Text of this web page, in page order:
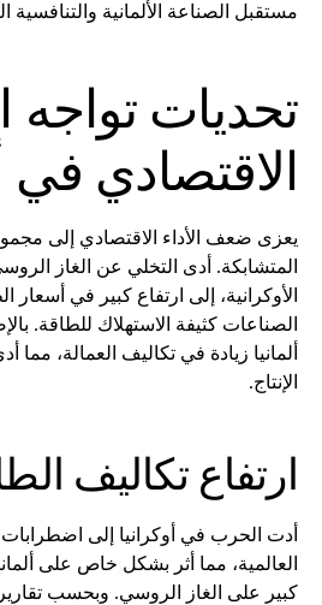
مستقبل الصناعة الألمانية والتنافسية
تحديات تواجه
الاقتصادي في
يعزى ضعف الأداء الاقتصادي إلى
المتشابكة. أدى التخلي عن الغاز
الأوكرانية، إلى ارتفاع كبير في أسعار
الصناعات كثيفة الاستهلاك للطاقة.
ألمانيا زيادة في تكاليف العمالة، مما
الإنتاج.
ارتفاع تكاليف
أدت الحرب في أوكرانيا إلى
العالمية، مما أثر بشكل خاص على
كبير على الغاز الروسي. وبحسب تقارير